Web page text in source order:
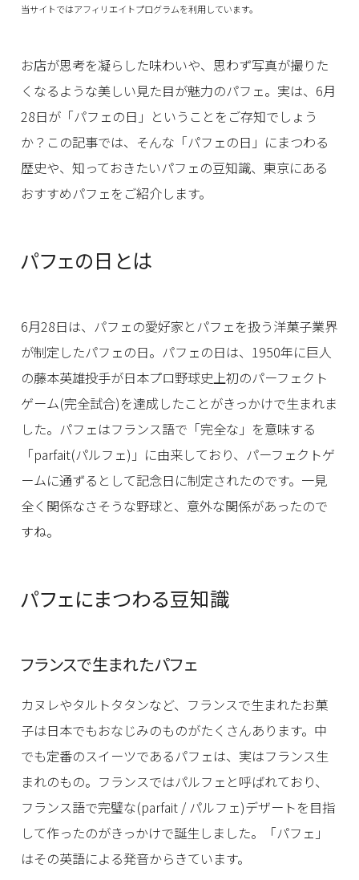
当サイトではアフィリエイトプログラムを利用しています。
お店が思考を凝らした味わいや、思わず写真が撮りた
くなるような美しい見た目が魅力のパフェ。実は、6月
28日が「パフェの日」ということをご存知でしょう
か？この記事では、そんな「パフェの日」にまつわる
歴史や、知っておきたいパフェの豆知識、東京にある
おすすめパフェをご紹介します。
パフェの日とは
6月28日は、パフェの愛好家とパフェを扱う洋菓子業界
が制定したパフェの日。パフェの日は、1950年に巨人
の藤本英雄投手が日本プロ野球史上初のパーフェクト
ゲーム(完全試合)を達成したことがきっかけで生まれま
した。パフェはフランス語で「完全な」を意味する
「parfait(パルフェ)」に由来しており、パーフェクトゲ
ームに通ずるとして記念日に制定されたのです。一見
全く関係なさそうな野球と、意外な関係があったので
すね。
パフェにまつわる豆知識
フランスで生まれたパフェ
カヌレやタルトタタンなど、フランスで生まれたお菓
子は日本でもおなじみのものがたくさんあります。中
でも定番のスイーツであるパフェは、実はフランス生
まれのもの。フランスではパルフェと呼ばれており、
フランス語で完璧な(parfait / パルフェ)デザートを目指
して作ったのがきっかけで誕生しました。「パフェ」
はその英語による発音からきています。